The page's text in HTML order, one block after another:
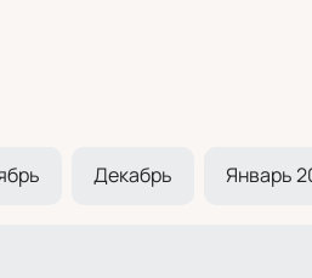
Декабрь Январь